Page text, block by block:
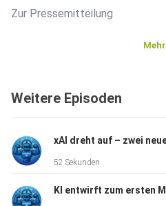
Zur Pressemitteilung
Mehr
Weitere Episoden
52 Sekunden